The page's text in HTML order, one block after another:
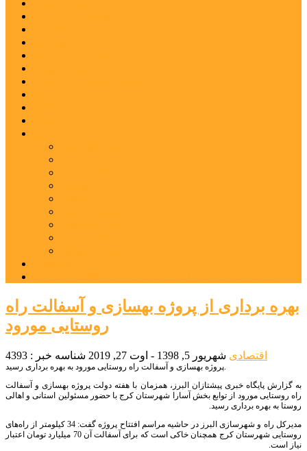
بهره برداری از پروژه بهسازی و آسفالت راه
روستایی مورود
اقتصادی شهریور 5, 1398 - اوت 27, 2019 شناسه خبر : 4393
پروژه بهسازی و آسفالت راه روستایی مورود به بهره برداری رسید.
به گزارش پایگاه خبری پیشتازان البرز، همزمان با هفته دولت پروژه بهسازی و آسفالت
راه روستایی مورود از توابع بخش آسارا شهرستان کرج با حضور مسئولین استانی و اهالی
روستا به بهره برداری رسید.
مدیرکل راه و شهرسازی البرز در حاشیه مراسم افتتاح پروژه گفت: 34 کیلومتر از راه‌های
روستایی شهرستان کرج همچنان خاکی است که برای آسفالت آن 70 میلیارد تومان اعتبار
نیاز است.